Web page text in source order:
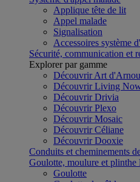
Applique tête de lit
Appel malade
Signalisation
Accessoires système
Sécurité, communication et
Explorer par gamme
Découvrir Art
Découvrir Living
Découvrir Drivia
Découvrir Plexo
Découvrir Mosaic
Découvrir Céliane
Découvrir Dooxie
Conduits et cheminements
Goulotte, moulure et plinthe
Goulotte